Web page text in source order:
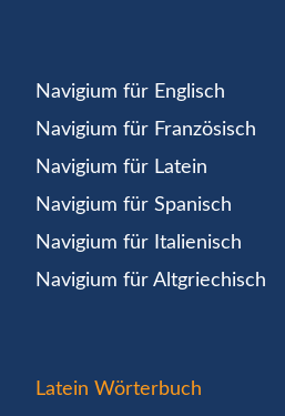
Navigium für Englisch
Navigium für Französisch
Navigium für Latein
Navigium für Spanisch
Navigium für Italienisch
Navigium für Altgriechisch
Latein Wörterbuch